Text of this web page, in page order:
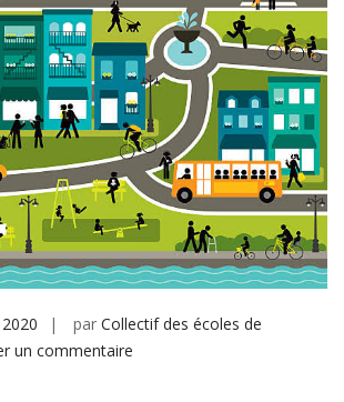
par Collectif des écoles de
un commentaire